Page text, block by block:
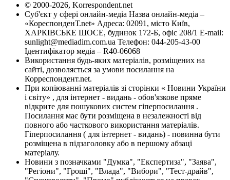
© 2000-2026, Korrespondent.net
Суб'єкт у сфері онлайн-медіа Назва онлайн-медіа –
«КореспонденТ.net» Адреса: 02091, місто Київ,
ХАРКІВСЬКЕ ШОСЕ, будинок 172-Б, офіс 208/1 E-mail:
sunlight@mediadim.com.ua Телефон: 044-205-43-00
Ідентифікатор медіа – R40-06068
Використання будь-яких матеріалів, розміщених на
сайті, дозволяється за умови посилання на
Корреспондент.net.
При копіюванні матеріалів зі сторінки « Новини України
і світу» , для інтернет - видань - обов'язкове пряме
відкрите для пошукових систем гіперпосилання .
Посилання має бути розміщена в незалежності від
повного або часткового використання матеріалів.
Гіперпосилання ( для інтернет - видань) - повинна бути
розміщена в підзаголовку або в першому абзаці
матеріалу.
Новини з позначками "Думка", "Експертиза", "Заява",
"Регіони", "Гроші", "Влада", "Вибори", "Тест-драйв",